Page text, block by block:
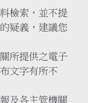
檢索，並不提
疑義，建議您
所提供之電子
文字有所不
及各主管機關